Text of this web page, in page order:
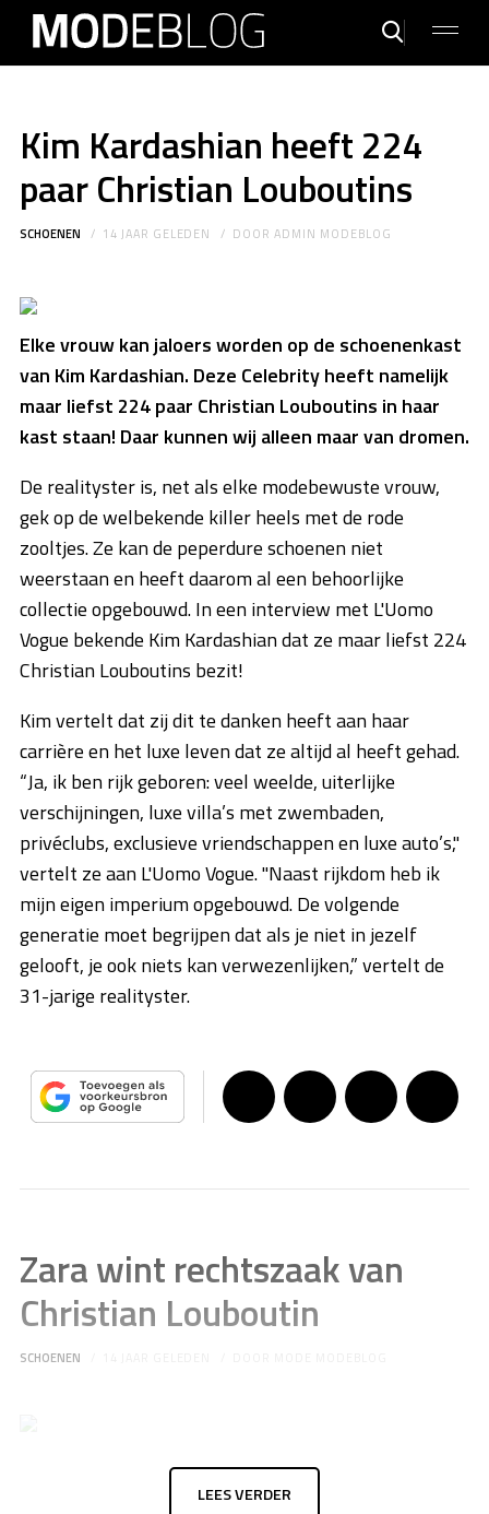
Kim Kardashian heeft 224
paar Christian Louboutins
SCHOENEN 14 JAAR GELEDEN DOORADMIN MODEBLOG
Elke vrouw kan jaloers worden op de schoenenkast
van Kim Kardashian. Deze Celebrity heeft namelijk
maar liefst 224 paar Christian Louboutins in haar
kast staan! Daar kunnen wij alleen maar van dromen.
De realityster is, net als elke modebewuste vrouw,
gek op de welbekende killer heels met de rode
zooltjes. Ze kan de peperdure schoenen niet
weerstaan en heeft daarom al een behoorlijke
collectie opgebouwd. In een interview met L'Uomo
Vogue bekende Kim Kardashian dat ze maar liefst 224
Christian Louboutins bezit!
Kim vertelt dat zij dit te danken heeft aan haar
carrière en het luxe leven dat ze altijd al heeft gehad.
“Ja, ik ben rijk geboren: veel weelde, uiterlijke
verschijningen, luxe villa’s met zwembaden,
privéclubs, exclusieve vriendschappen en luxe auto’s,"
vertelt ze aan L'Uomo Vogue. "Naast rijkdom heb ik
mijn eigen imperium opgebouwd. De volgende
generatie moet begrijpen dat als je niet in jezelf
gelooft, je ook niets kan verwezenlijken,” vertelt de
31-jarige realityster.
Zara wint rechtszaak van
Christian Louboutin
SCHOENEN
LEES VERDER